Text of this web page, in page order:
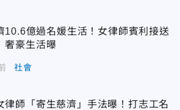
10.6億過名媛生活！女律師賓利接送
豪生活曝
社會
律師「寄生慈濟」手法曝！打志工名